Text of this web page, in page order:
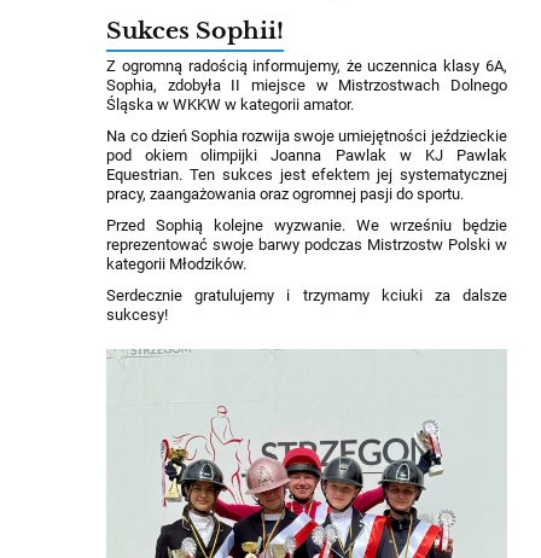
Sukces Sophii!
Z ogromną radością informujemy, że uczennica klasy 6A,
Sophia, zdobyła II miejsce w Mistrzostwach Dolnego
Śląska w WKKW w kategorii amator.
Na co dzień Sophia rozwija swoje umiejętności jeździeckie
pod okiem olimpijki Joanna Pawlak w KJ Pawlak
Equestrian. Ten sukces jest efektem jej systematycznej
pracy, zaangażowania oraz ogromnej pasji do sportu.
Przed Sophią kolejne wyzwanie. We wrześniu będzie
reprezentować swoje barwy podczas Mistrzostw Polski w
kategorii Młodzików.
Serdecznie gratulujemy i trzymamy kciuki za dalsze
sukcesy!